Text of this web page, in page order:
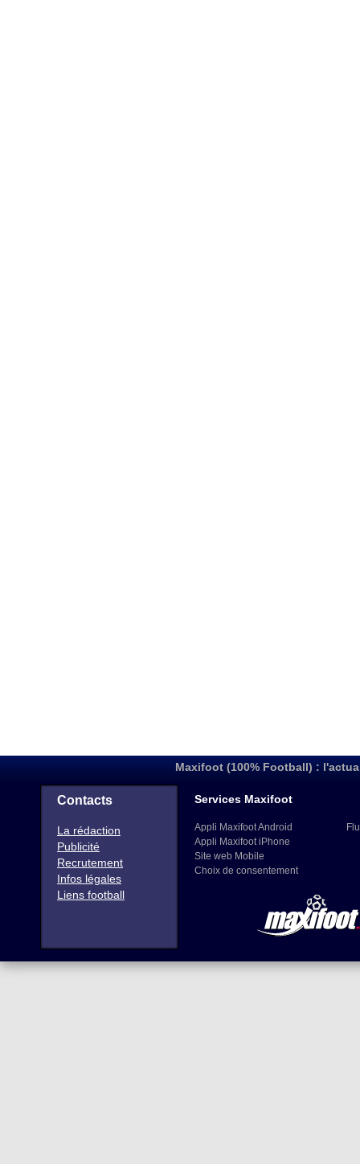
Maxifoot (100% Football) :
Contacts
La rédaction
Publicité
Recrutement
Infos légales
Liens football
Services Maxifoot
Appli Maxifoot Android
Appli Maxifoot iPhone
Site web Mobile
Choix de consentement